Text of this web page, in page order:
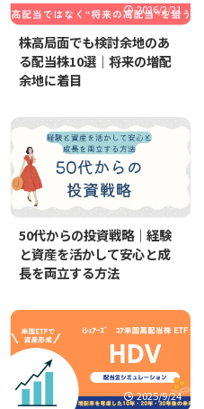
2026/2/21
株高局面でも検討余地のあ
る配当株10選｜将来の増配
余地に着目
50代からの投資戦略｜経験
と資産を活かして安心と成
長を両立する方法
2025/9/24